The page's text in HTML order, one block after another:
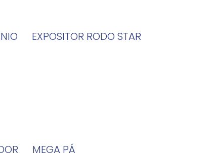
EXPOSITOR RODO STAR
MEGA PÁ